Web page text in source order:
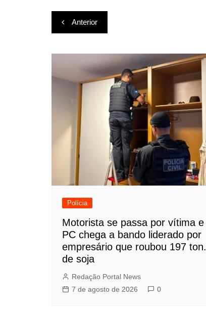
Navegação
de
Post
Anterior
Polícia
Motorista se passa por vítima e
PC chega a bando liderado por
empresário que roubou 197 ton.
de soja
Redação Portal News
7 de agosto de 2026
0